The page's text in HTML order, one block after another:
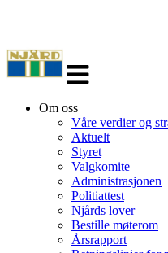
navigasjon
Om oss
Våre verdier og
Aktuelt
Styret
Valgkomite
Administrasjonen
Politiattest
Njårds lover
Bestille møterom
Årsrapport